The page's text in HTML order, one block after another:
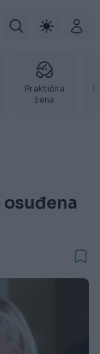
Praktična
žena
osuđena